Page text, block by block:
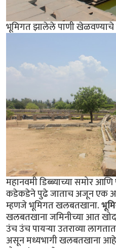
भूमिगत झालेले पाणी खेळवण्याचे
महानवमी डिब्ब्याच्या समोर
कडेकडेने पुढे जाताच अजून एक
म्हणजे भूमिगत खलबतखाना.
खलबतखाना जमिनीच्या आत
उंच उंच पायर्‍या उतराव्या
असून मध्यभागी खलबतखाना आहे.